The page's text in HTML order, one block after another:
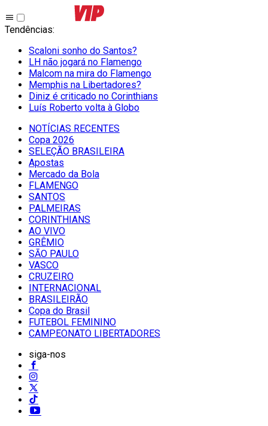
Tendências:
Scaloni sonho do Santos?
LH não jogará no Flamengo
Malcom na mira do Flamengo
Memphis na Libertadores?
Diniz é criticado no Corinthians
Luís Roberto volta à Globo
NOTÍCIAS RECENTES
Copa 2026
SELEÇÃO BRASILEIRA
Apostas
Mercado da Bola
FLAMENGO
SANTOS
PALMEIRAS
CORINTHIANS
AO VIVO
GRÊMIO
SĀO PAULO
VASCO
CRUZEIRO
INTERNACIONAL
BRASILEIRÃO
Copa do Brasil
FUTEBOL FEMININO
CAMPEONATO LIBERTADORES
siga-nos